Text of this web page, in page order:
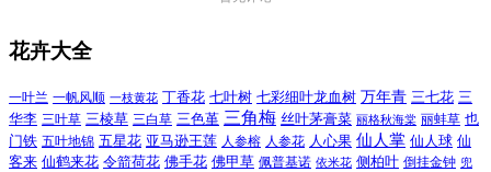
花卉大全
一叶兰 一帆风顺 一枝黄花 丁香花 七叶树 七彩细叶龙血树 万年青 三七花 三
华李 三叶草 三棱草 三白草 三色堇 三角梅 丝叶茅膏菜 丽格秋海棠 丽蚌草 也
门铁 五叶地锦 五星花 亚马逊王莲 人参榕 人参花 人心果 仙人掌 仙人球 仙
客来 仙鹤来花 令箭荷花 佛手花 佛甲草 佩普基诺 依米花 侧柏叶 倒挂金钟 兜